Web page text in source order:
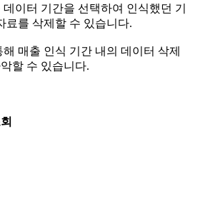
이터 기간을 선택하여 인식했던 기
료를 삭제할 수 있습니다.
매출 인식 기간 내의 데이터 삭제
할 수 있습니다.